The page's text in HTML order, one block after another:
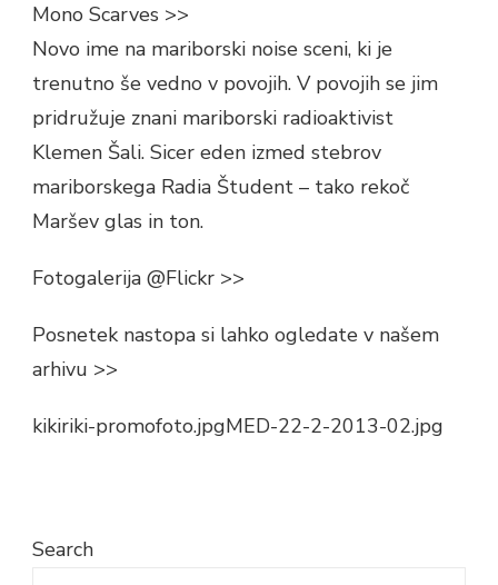
Mono Scarves >>
Novo ime na mariborski noise sceni, ki je
trenutno še vedno v povojih. V povojih se jim
pridružuje znani mariborski radioaktivist
Klemen Šali. Sicer eden izmed stebrov
mariborskega Radia Študent – tako rekoč
Maršev glas in ton.
Fotogalerija @Flickr >>
Posnetek nastopa si lahko ogledate v našem
arhivu >>
kikiriki-promofoto.jpgMED-22-2-2013-02.jpg
Search